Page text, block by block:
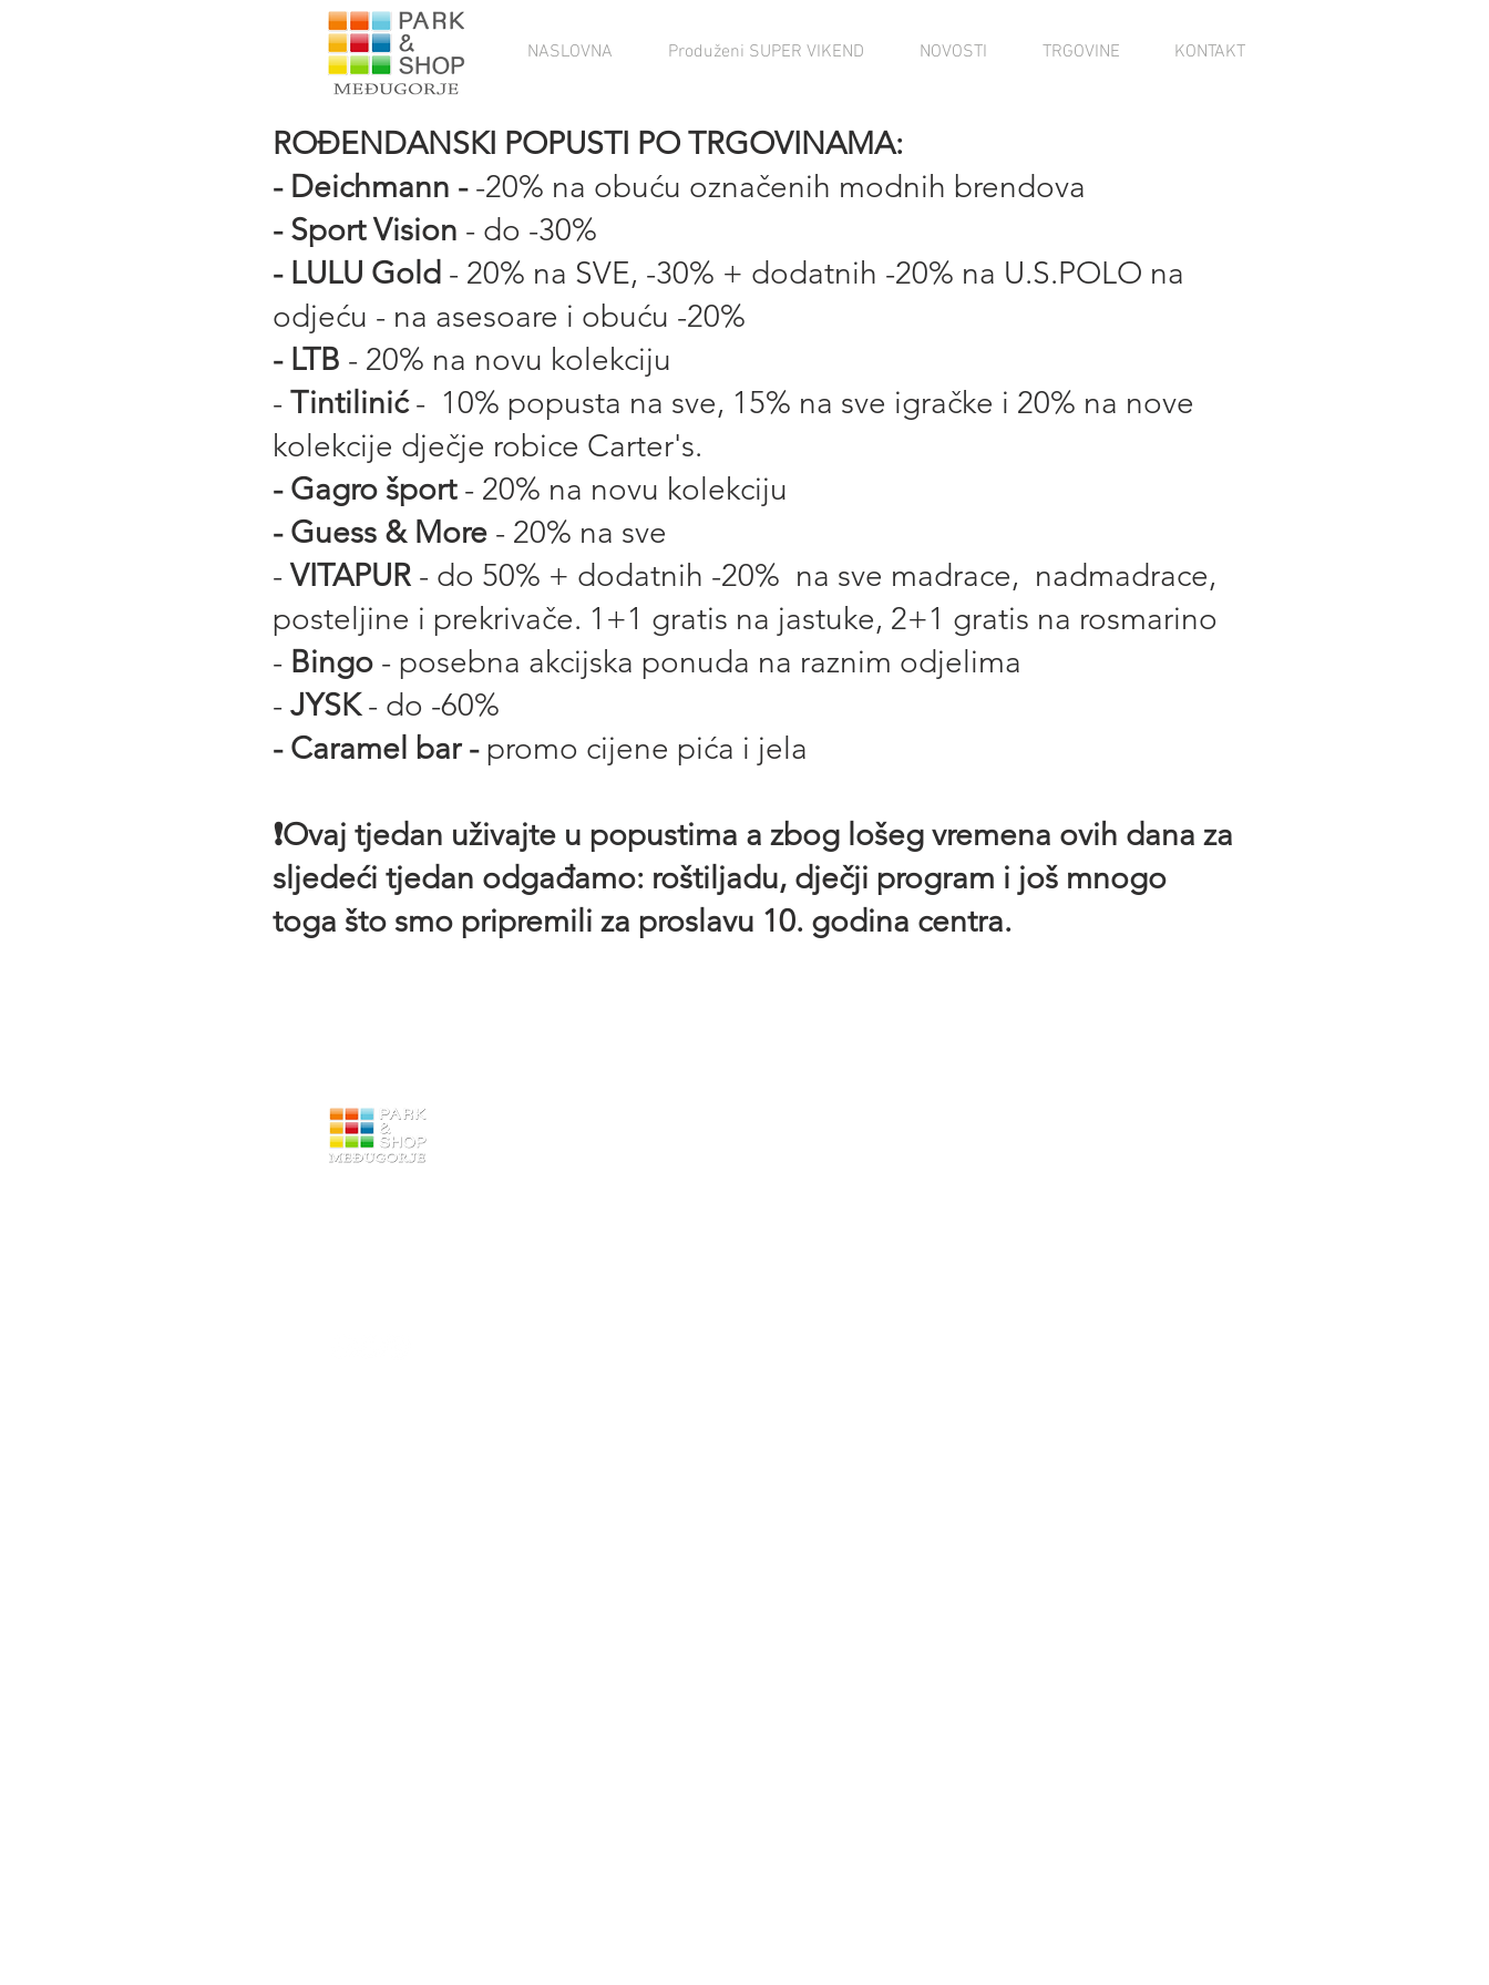
NASLOVNA Produženi SUPER VIKEND NOVOSTI TRGOVINE KONTAKT
ROĐENDANSKI POPUSTI PO TRGOVINAMA:
- Deichmann - -20% na obuću označenih modnih brendova
- Sport Vision - do -30%
- LULU Gold - 20% na SVE, -30% + dodatnih -20% na U.S.POLO na
odjeću - na asesoare i obuću -20%
- LTB - 20% na novu kolekciju
- Tintilinić- 10% popusta na sve, 15% na sve igračke i 20% na nove
kolekcije dječje robice Carter's.
- Gagro šport- 20% na novu kolekciju
- Guess & More - 20% na sve
- VITAPUR - do 50% + dodatnih -20% na sve madrace, nadmadrace,
posteljine i prekrivače. 1+1 gratis na jastuke, 2+1 gratis na rosmarino
- Bingo - posebna akcijska ponuda na raznim odjelima
- JYSK- do -60%
- Caramel bar - promo cijene pića i jela
❗️Ovaj tjedan uživajte u popustima a zbog lošeg vremena ovih dana za
sljedeći tjedan odgađamo: roštiljadu, dječji program i još mnogo
toga što smo pripremili za proslavu 10. godina centra.